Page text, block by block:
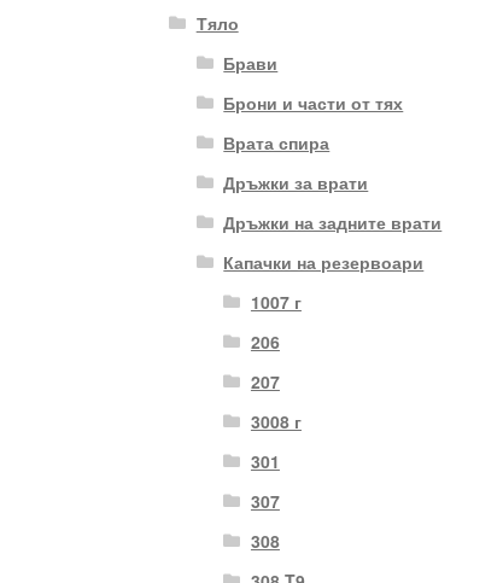
Тяло
Брави
Брони и части от тях
Врата спира
Дръжки за врати
Дръжки на задните врати
Капачки на резервоари
1007 г
206
207
3008 г
301
307
308